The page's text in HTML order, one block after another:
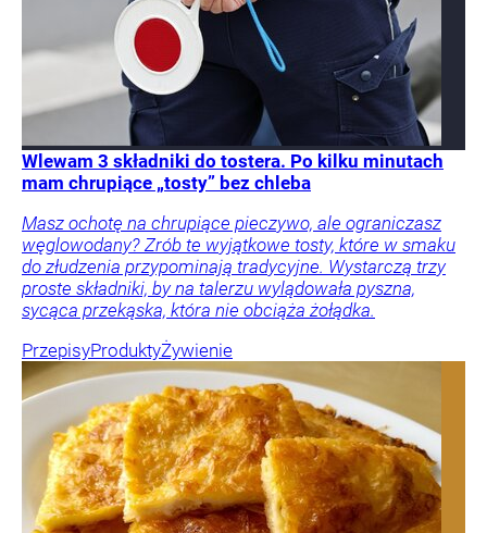
Wlewam 3 składniki do tostera. Po kilku minutach
mam chrupiące „tosty” bez chleba
Masz ochotę na chrupiące pieczywo, ale ograniczasz
węglowodany? Zrób te wyjątkowe tosty, które w smaku
do złudzenia przypominają tradycyjne. Wystarczą trzy
proste składniki, by na talerzu wylądowała pyszna,
sycąca przekąska, która nie obciąża żołądka.
PrzepisyProduktyŻywienie